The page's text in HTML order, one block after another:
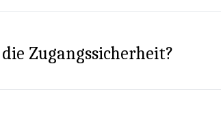
Zugangssicherheit?